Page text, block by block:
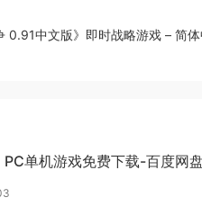
0.91中文版》即时战略游戏 – 简
单机游戏免费下载-百度网